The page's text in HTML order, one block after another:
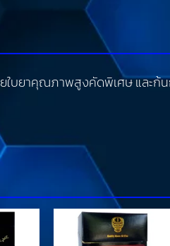
ใบยาคุณภาพสูงคัดพิเศษ และก้